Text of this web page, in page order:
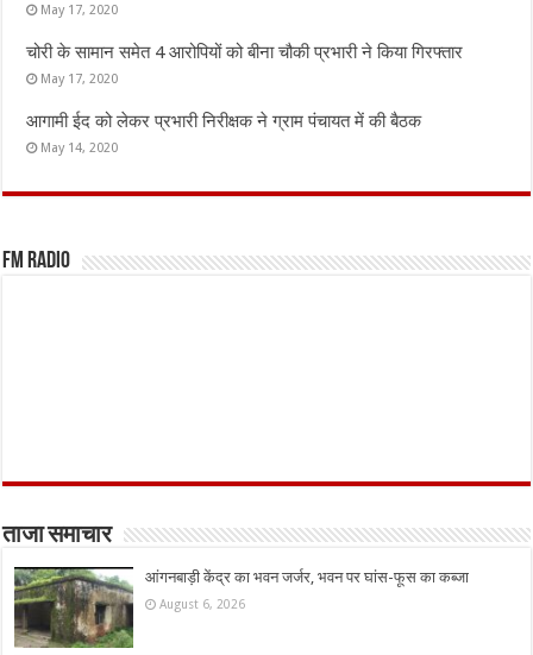
May 17, 2020
चोरी के सामान समेत 4 आरोपियों को बीना चौकी प्रभारी ने किया गिरफ्तार
May 17, 2020
आगामी ईद को लेकर प्रभारी निरीक्षक ने ग्राम पंचायत में की बैठक
May 14, 2020
FM Radio
ताजा समाचार
आंगनबाड़ी केंद्र का भवन जर्जर, भवन पर घांस-फूस का कब्जा
August 6, 2026